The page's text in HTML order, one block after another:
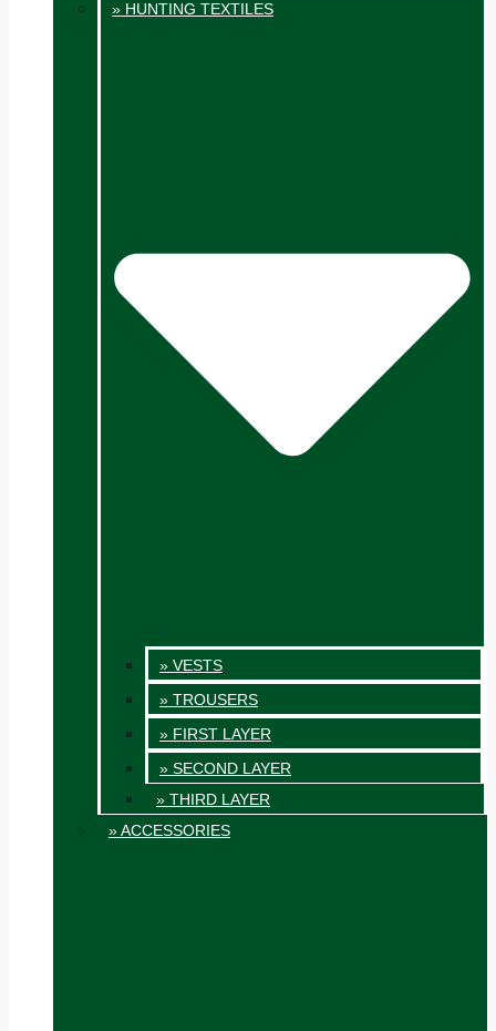
» HUNTING TEXTILES
» VESTS
» TROUSERS
» FIRST LAYER
» SECOND LAYER
» THIRD LAYER
» ACCESSORIES